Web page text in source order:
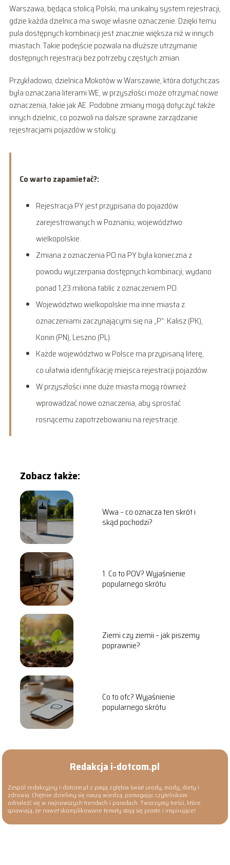
Warszawa, będąca stolicą Polski, ma unikalny system rejestracji,
gdzie każda dzielnica ma swoje własne oznaczenie. Dzięki temu
pula dostępnych kombinacji jest znacznie większa niż w innych
miastach. Takie podejście pozwala na dłuższe utrzymanie
dostępnych rejestracji bez potrzeby częstych zmian.
Przykładowo, dzielnica Mokotów w Warszawie, która dotychczas
była oznaczana literami WE, w przyszłości może otrzymać nowe
oznaczenia, takie jak AE. Podobne zmiany mogą dotyczyć także
innych dzielnic, co pozwoli na dalsze sprawne zarządzanie
rejestracjami pojazdów w stolicy.
Co warto zapamietać?:
Rejestracja PY jest przypisana do pojazdów
zarejestrowanych w Poznaniu, województwo
wielkopolskie.
Zmiana z oznaczenia PO na PY była konieczna z
powodu wyczerpania dostępnych kombinacji; wydano
ponad 1,23 miliona tablic z oznaczeniem PO.
Województwo wielkopolskie ma inne miasta z
oznaczeniami zaczynającymi się na „P”: Kalisz (PK),
Konin (PN), Leszno (PL).
Każde województwo w Polsce ma przypisaną literę,
co ułatwia identyfikację miejsca rejestracji pojazdów.
W przyszłości inne duże miasta mogą również
wprowadzać nowe oznaczenia, aby sprostać
rosnącemu zapotrzebowaniu na rejestracje.
Zobacz także:
Wwa – co oznacza ten skrót i
skąd pochodzi?
1. Co to POV? Wyjaśnienie
popularnego skrótu
Ziemi czy ziemii – jak piszemy
poprawnie?
Co to ofc? Wyjaśnienie
popularnego skrótu
Redakcja i-dotcom.pl
Zespół redakcyjny i-dotcom.pl z pasją zgłębia świat urody, mody, diety i
zdrowia. Chętnie dzielimy się naszą wiedzą, pomagając czytelnikom
odnaleźć się w najnowszych trendach i poradach. Tworzymy treści, które
sprawiają, że nawet skomplikowane tematy stają się proste i inspirujące!